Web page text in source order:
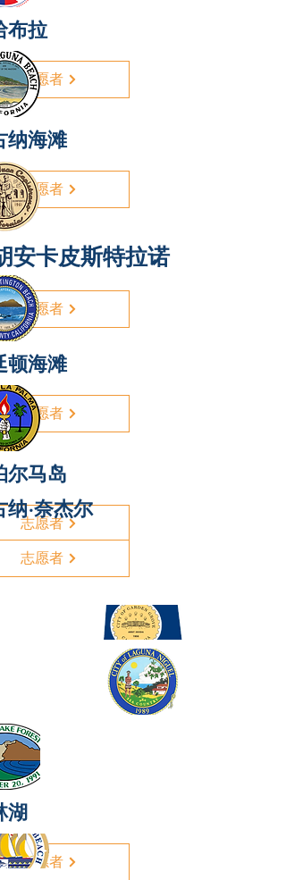
布拉
志愿者
纳海滩
志愿者
安卡皮斯特拉诺
志愿者
顿海滩
志愿者
尔马岛
志愿者
纳·奈杰尔
志愿者
湖
志愿者